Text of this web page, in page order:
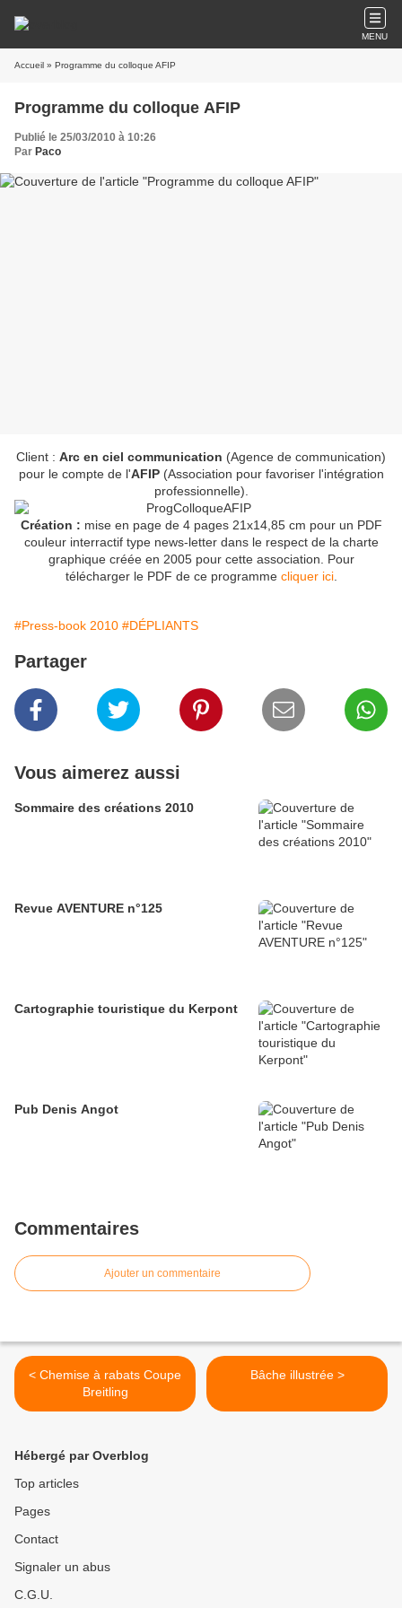
MENU
Accueil » Programme du colloque AFIP
Programme du colloque AFIP
Publié le 25/03/2010 à 10:26
Par Paco
Client : Arc en ciel communication (Agence de communication)
pour le compte de l'AFIP(Association pour favoriser l'intégration
professionnelle).
Création : mise en page de 4 pages 21x14,85 cm pour un PDF
couleur interractif type news-letter dans le respect de la charte
graphique créée en 2005 pour cette association. Pour
télécharger le PDF de ce programme cliquer ici.
#Press-book 2010 #DÉPLIANTS
Partager
Vous aimerez aussi
Sommaire des créations 2010
Revue AVENTURE n°125
Cartographie touristique du Kerpont
Pub Denis Angot
Commentaires
Ajouter un commentaire
< Chemise à rabats Coupe
Breitling
Bâche illustrée >
Hébergé par Overblog
Top articles
Pages
Contact
Signaler un abus
C.G.U.